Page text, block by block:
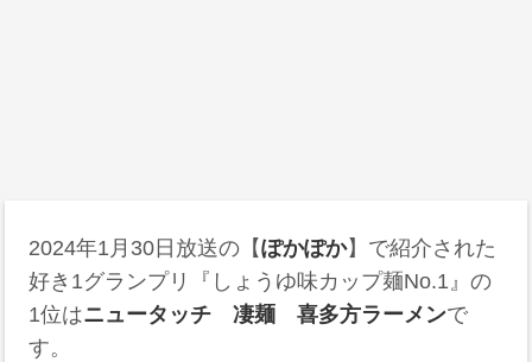
2024年1月30日 放送の【ぽかぽか】で紹介された
好き1グランプリ『しょうゆ味カップ麺No.1』の
1位はニュータッチ 凄麺 喜多方ラーメンで
す。